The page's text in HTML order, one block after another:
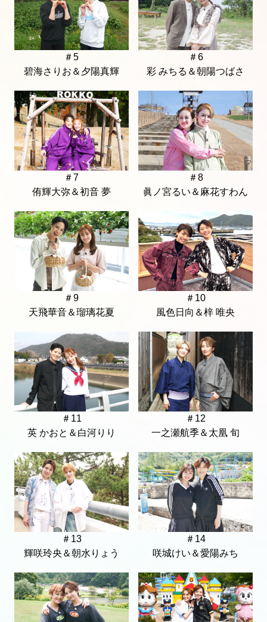
＃5
碧海さりお＆夕陽真輝
＃6
彩 みちる＆朝陽つばさ
＃7
侑輝大弥＆初音 夢
＃8
眞ノ宮るい＆麻花すわん
＃9
天飛華音＆瑠璃花夏
＃10
風色日向＆梓 唯央
＃11
英 かおと＆白河りり
＃12
一之瀬航季＆太凰 旬
＃13
輝咲玲央＆朝水りょう
＃14
咲城けい＆愛陽みち